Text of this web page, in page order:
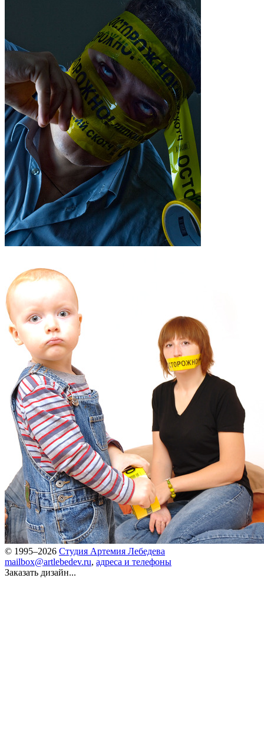
© 1995–2026 Студия Артемия Лебедева
mailbox@artlebedev.ru, адреса и телефоны
Заказать дизайн...